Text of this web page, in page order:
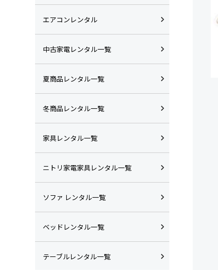
エアコンレンタル
中古家電レンタル一覧
夏商品レンタル一覧
冬商品レンタル一覧
家具レンタル一覧
ニトリ家電家具レンタル一覧
ソファ レンタル一覧
ベッドレンタル一覧
テーブルレンタル一覧